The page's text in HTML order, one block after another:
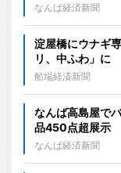
なんば経済新聞
淀屋橋にウナギ
リ、中ふわ」に
船場経済新聞
なんば高島屋で
品450点超展示
なんば経済新聞